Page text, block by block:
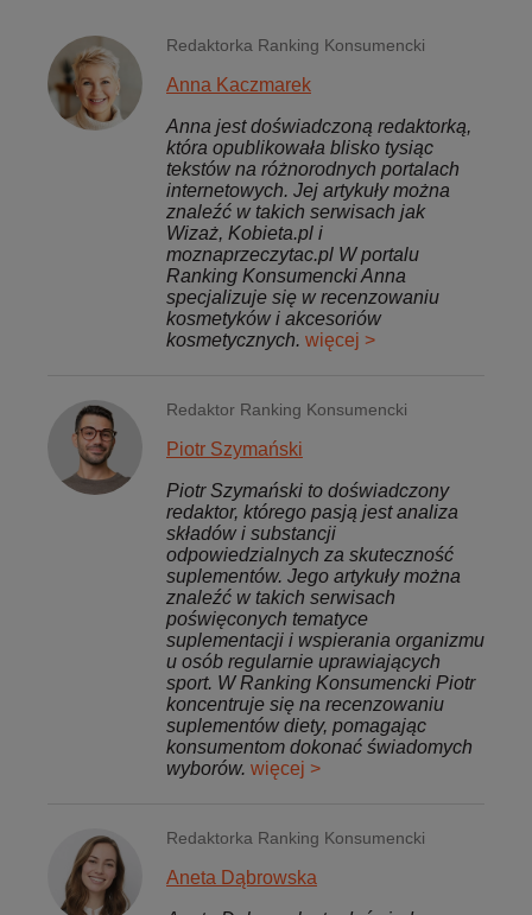
Redaktorka Ranking Konsumencki
Anna Kaczmarek
Anna jest doświadczoną redaktorką,
która opublikowała blisko tysiąc
tekstów na różnorodnych portalach
internetowych. Jej artykuły można
znaleźć w takich serwisach jak
Wizaż, Kobieta.pl i
moznaprzeczytac.pl W portalu
Ranking Konsumencki Anna
specjalizuje się w recenzowaniu
kosmetyków i akcesoriów
kosmetycznych. więcej >
Redaktor Ranking Konsumencki
Piotr Szymański
Piotr Szymański to doświadczony
redaktor, którego pasją jest analiza
składów i substancji
odpowiedzialnych za skuteczność
suplementów. Jego artykuły można
znaleźć w takich serwisach
poświęconych tematyce
suplementacji i wspierania organizmu
u osób regularnie uprawiających
sport. W Ranking Konsumencki Piotr
koncentruje się na recenzowaniu
suplementów diety, pomagając
konsumentom dokonać świadomych
wyborów. więcej >
Redaktorka Ranking Konsumencki
Aneta Dąbrowska